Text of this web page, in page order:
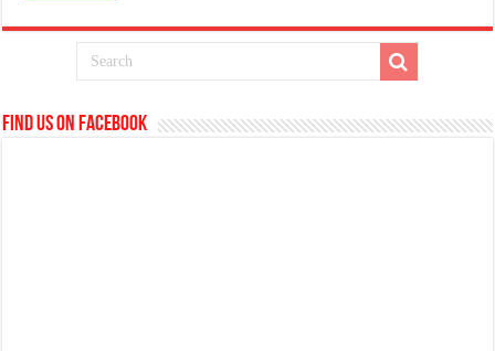
Find us on Facebook